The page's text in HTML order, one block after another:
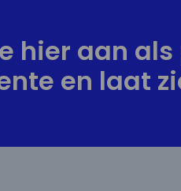
hier aan
en laat